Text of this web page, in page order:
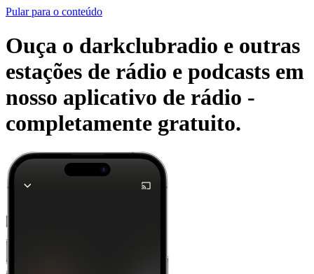
Pular para o conteúdo
Ouça o darkclubradio e outras
estações de rádio e podcasts em
nosso aplicativo de rádio -
completamente gratuito.